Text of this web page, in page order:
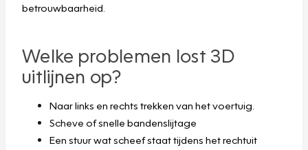
betrouwbaarheid.
Welke problemen lost 3D
uitlijnen op?
Naar links en rechts trekken van het voertuig.
Scheve of snelle bandenslijtage
Een stuur wat scheef staat tijdens het rechtuit